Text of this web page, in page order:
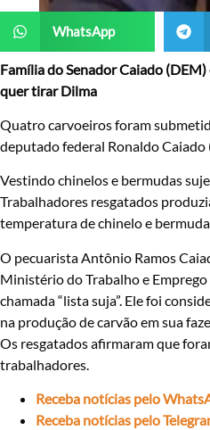
WhatsApp
Família do Senador Caiado
quer tirar Dilma
Quatro carvoeiros foram
deputado federal Ronaldo
Vestindo chinelos e bermudas
Trabalhadores resgatados
temperatura de chinelo e
O pecuarista Antônio Ramos
Ministério do Trabalho e
chamada “lista suja”. Ele foi
na produção de carvão em sua
Os resgatados afirmaram que
trabalhadores.
Receba notícias pelo
Receba notícias pelo